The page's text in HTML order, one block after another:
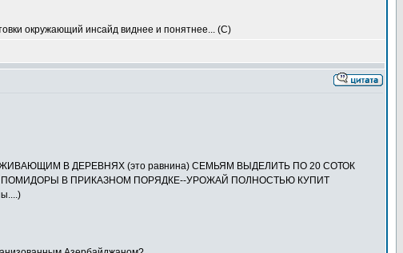
окружающий инсайд виднее и понятнее... (С)
ПРОЖИВАЮЩИМ В ДЕРЕВНЯХ (это равнина) СЕМЬЯМ ВЫДЕЛИТЬ ПО 20 СОТОК
В ПРИКАЗНОМ ПОРЯДКЕ--УРОЖАЙ ПОЛНОСТЬЮ КУПИТ